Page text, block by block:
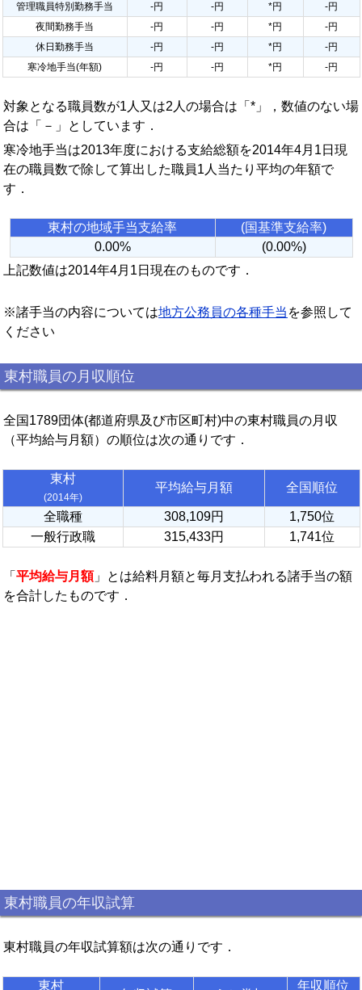
管理職員特別勤務手当
-円 -円 *円
-円
夜間勤務手当
-円 -円 *円
-円
休日勤務手当
-円 -円 *円
-円
寒冷地手当(年額)
-円 -円 *円 -円
対象となる職員数が1人又は2人の場合は「*」，数値のない場
合は「－」としています．
寒冷地手当は2013年度における支給総額を2014年4月1日現
在の職員数で除して算出した職員1人当たり平均の年額で
す．
東村の地域手当支給率
(国基準支給率)
0.00%
(0.00%)
上記数値は2014年4月1日現在のものです．
※諸手当の内容については地方公務員の各種手当 を参照して
ください
東村職員の月収順位
全国1789団体(都道府県及び市区町村)中の東村職員の月収
（平均給与月額）の順位は次の通りです．
東村
(2014年)
平均給与月額 全国順位
全職種 308,109円
1,750位
一般行政職
315,433円 1,741位
「 平均給与月額」とは給料月額と毎月支払われる諸手当の額
を合計したものです．
東村職員の年収試算
東村職員の年収試算額は次の通りです．
東村 年収順位